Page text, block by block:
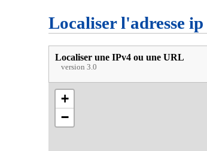
Localiser l'adresse ip
Localiser une IPv4 ou une URL
version 3.0
+
−